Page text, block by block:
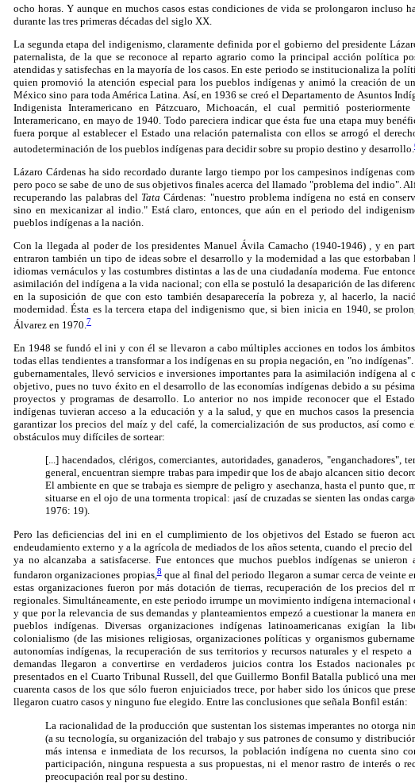
ocho horas. Y aunque en muchos casos estas condiciones de vida se prolongaron incluso
durante las tres primeras décadas del siglo XX.
La segunda etapa del indigenismo, claramente definida por el gobierno del presidente
paternalista, de la que se reconoce al reparto agrario como la principal acción política
atendidas y satisfechas en la mayoría de los casos. En este periodo se institucionaliza la
quien promovió la atención especial para los pueblos indígenas y animó la creación de
México sino para toda América Latina. Así, en 1936 se creó el Departamento de Asuntos
Indigenista Interamericano en Pátzcuaro, Michoacán, el cual permitió
Interamericano, en mayo de 1940. Todo pareciera indicar que ésta fue una etapa muy
fuera porque al establecer el Estado una relación paternalista con ellos se arrogó el
autodeterminación de los pueblos indígenas para decidir sobre su propio destino y desarrollo.
Lázaro Cárdenas ha sido recordado durante largo tiempo por los campesinos indígenas
pero poco se sabe de uno de sus objetivos finales acerca del llamado "problema del indio".
recuperando las palabras del Tata Cárdenas: "nuestro problema indígena no está en
sino en mexicanizar al indio." Está claro, entonces, que aún en el periodo del
pueblos indígenas a la nación.
Con la llegada al poder de los presidentes Manuel Ávila Camacho (1940-1946) , y en
entraron también un tipo de ideas sobre el desarrollo y la modernidad a las que
idiomas vernáculos y las costumbres distintas a las de una ciudadanía moderna. Fue
asimilación del indígena a la vida nacional; con ella se postuló la desaparición de las
en la suposición de que con esto también desaparecería la pobreza y, al hacerlo, la
modernidad. Ésta es la tercera etapa del indigenismo que, si bien inicia en 1940, se
Álvarez en 1970. 7
En 1948 se fundó el ini y con él se llevaron a cabo múltiples acciones en todos los
todas ellas tendientes a transformar a los indígenas en su propia negación, en "no
gubernamentales, llevó servicios e inversiones importantes para la asimilación indígena al
objetivo, pues no tuvo éxito en el desarrollo de las economías indígenas debido a su
proyectos y programas de desarrollo. Lo anterior no nos impide reconocer que el
indígenas tuvieran acceso a la educación y a la salud, y que en muchos casos la
garantizar los precios del maíz y del café, la comercialización de sus productos, así como
obstáculos muy difíciles de sortear:
[...] hacendados, clérigos, comerciantes, autoridades, ganaderos, "enganchadores",
general, encuentran siempre trabas para impedir que los de abajo alcancen sitio
El ambiente en que se trabaja es siempre de peligro y asechanza, hasta el punto que,
situarse en el ojo de una tormenta tropical: ¡así de cruzadas se sienten las ondas
1976: 19).
Pero las deficiencias del ini en el cumplimiento de los objetivos del Estado se fueron
endeudamiento externo y a la agrícola de mediados de los años setenta, cuando el precio
ya no alcanzaba a satisfacerse. Fue entonces que muchos pueblos indígenas se
fundaron organizaciones propias,8que al final del periodo llegaron a sumar cerca de veinte
estas organizaciones fueron por más dotación de tierras, recuperación de los precios
regionales. Simultáneamente, en este periodo irrumpe un movimiento indígena internacional
y que por la relevancia de sus demandas y planteamientos empezó a cuestionar la manera
pueblos indígenas. Diversas organizaciones indígenas latinoamericanas exigían la
colonialismo (de las misiones religiosas, organizaciones políticas y organismos
autonomías indígenas, la recuperación de sus territorios y recursos naturales y el respeto
demandas llegaron a convertirse en verdaderos juicios contra los Estados nacionales
presentados en el Cuarto Tribunal Russell, del que Guillermo Bonfil Batalla publicó una
cuarenta casos de los que sólo fueron enjuiciados trece, por haber sido los únicos que
llegaron cuatro casos y ninguno fue elegido. Entre las conclusiones que señala Bonfil están:
La racionalidad de la producción que sustentan los sistemas imperantes no otorga
(a su tecnología, su organización del trabajo y sus patrones de consumo y
más intensa e inmediata de los recursos, la población indígena no cuenta sino
participación, ninguna respuesta a sus propuestas, ni el menor rastro de interés o
preocupación real por su destino.